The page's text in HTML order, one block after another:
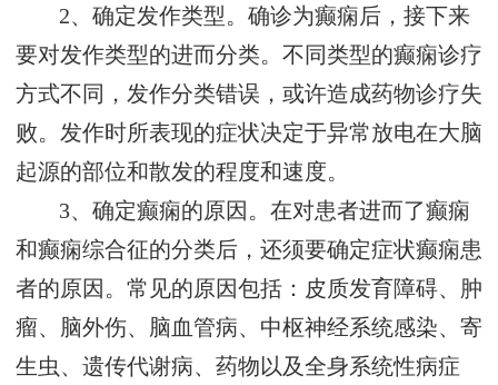
2、确定发作类型。确诊为癫痫后，接下来
要对发作类型的进而分类。不同类型的癫痫诊疗
方式不同，发作分类错误，或许造成药物诊疗失
败。发作时所表现的症状决定于异常放电在大脑
起源的部位和散发的程度和速度。
3、确定癫痫的原因。在对患者进而了癫痫
和癫痫综合征的分类后，还须要确定症状癫痫患
者的原因。常见的原因包括：皮质发育障碍、肿
瘤、脑外伤、脑血管病、中枢神经系统感染、寄
生虫、遗传代谢病、药物以及全身系统性病症